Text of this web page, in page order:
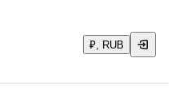
₽, RUB